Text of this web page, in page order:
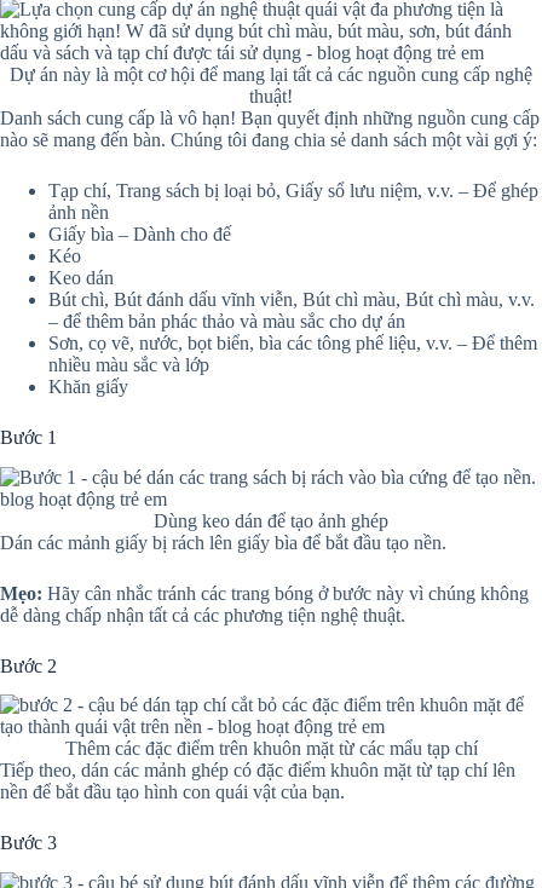
Dự án này là một cơ hội để mang lại tất cả các nguồn cung cấp nghệ
thuật!
Danh sách cung cấp là vô hạn! Bạn quyết định những nguồn cung cấp
nào sẽ mang đến bàn. Chúng tôi đang chia sẻ danh sách một vài gợi ý:
Tạp chí, Trang sách bị loại bỏ, Giấy sổ lưu niệm, v.v. – Để ghép
ảnh nền
Giấy bìa – Dành cho đế
Kéo
Keo dán
Bút chì, Bút đánh dấu vĩnh viễn, Bút chì màu, Bút chì màu, v.v.
– để thêm bản phác thảo và màu sắc cho dự án
Sơn, cọ vẽ, nước, bọt biển, bìa các tông phế liệu, v.v. – Để thêm
nhiều màu sắc và lớp
Khăn giấy
Bước 1
Dùng keo dán để tạo ảnh ghép
Dán các mảnh giấy bị rách lên giấy bìa để bắt đầu tạo nền.
Mẹo: Hãy cân nhắc tránh các trang bóng ở bước này vì chúng không
dễ dàng chấp nhận tất cả các phương tiện nghệ thuật.
Bước 2
Thêm các đặc điểm trên khuôn mặt từ các mẩu tạp chí
Tiếp theo, dán các mảnh ghép có đặc điểm khuôn mặt từ tạp chí lên
nền để bắt đầu tạo hình con quái vật của bạn.
Bước 3